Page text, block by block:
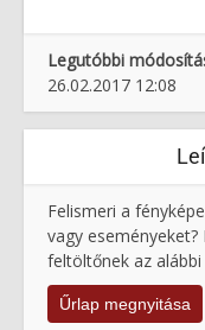
Legutóbbi
26.02.2017 12:08
Felismeri a
vagy
feltöltőnek az
Űrlap megnyitása